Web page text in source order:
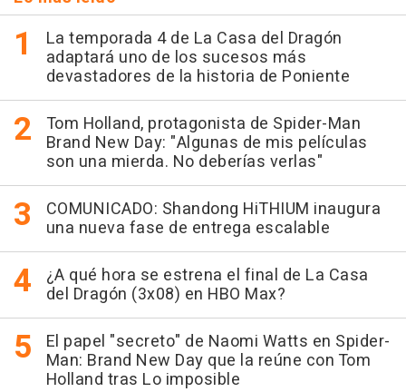
La temporada 4 de La Casa del Dragón
adaptará uno de los sucesos más
devastadores de la historia de Poniente
Tom Holland, protagonista de Spider-Man
Brand New Day: "Algunas de mis películas
son una mierda. No deberías verlas"
COMUNICADO: Shandong HiTHIUM inaugura
una nueva fase de entrega escalable
¿A qué hora se estrena el final de La Casa
del Dragón (3x08) en HBO Max?
El papel "secreto" de Naomi Watts en Spider-
Man: Brand New Day que la reúne con Tom
Holland tras Lo imposible